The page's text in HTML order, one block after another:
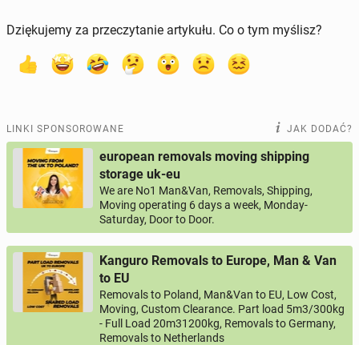
Dziękujemy za przeczytanie artykułu. Co o tym myślisz?
LINKI SPONSOROWANE JAK DODAĆ?
european removals moving shipping
storage uk-eu
We are No1 Man&Van, Removals, Shipping,
Moving operating 6 days a week, Monday-
Saturday, Door to Door.
Kanguro Removals to Europe, Man & Van
to EU
Removals to Poland, Man&Van to EU, Low Cost,
Moving, Custom Clearance. Part load 5m3/300kg
- Full Load 20m31200kg, Removals to Germany,
Removals to Netherlands